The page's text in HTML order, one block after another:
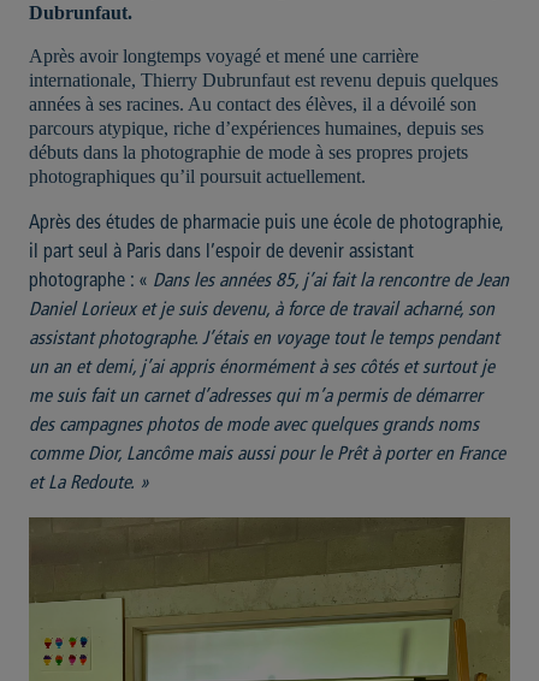
Dubrunfaut.
Après avoir longtemps voyagé et mené une carrière
internationale, Thierry Dubrunfaut est revenu depuis quelques
années à ses racines. Au contact des élèves, il a dévoilé son
parcours atypique, riche d’expériences humaines, depuis ses
débuts dans la photographie de mode à ses propres projets
photographiques qu’il poursuit actuellement.
Après des études de pharmacie puis une école de photographie,
il part seul à Paris dans l’espoir de devenir assistant
photographe : « Dans les années 85, j’ai fait la rencontre de Jean
Daniel Lorieux et je suis devenu, à force de travail acharné, son
assistant photographe. J’étais en voyage tout le temps pendant
un an et demi, j’ai appris énormément à ses côtés et surtout je
me suis fait un carnet d’adresses qui m’a permis de démarrer
des campagnes photos de mode avec quelques grands noms
comme Dior, Lancôme mais aussi pour le Prêt à porter en France
et La Redoute. »